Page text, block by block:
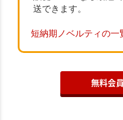
送できます。
短納期ノベルティの一
無料会